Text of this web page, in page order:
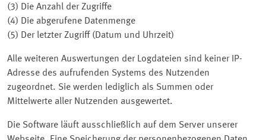
(3) Die Anzahl der Zugriffe
(4) Die abgerufene Datenmenge
(5) Der letzter Zugriff (Datum und Uhrzeit)
Alle weiteren Auswertungen der Logdateien sind keiner IP-
Adresse des aufrufenden Systems des Nutzenden
zugeordnet. Sie werden lediglich als Summen oder
Mittelwerte aller Nutzenden ausgewertet.
Die Software läuft ausschließlich auf dem Server unserer